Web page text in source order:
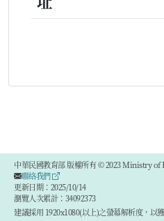
中華民國教育部 版權所有 © 2023 Ministry
聯絡我們
更新日期：2025/10/14
瀏覽人次累計：34092373
建議採用 1920x1080(以上)之螢幕解析度，以